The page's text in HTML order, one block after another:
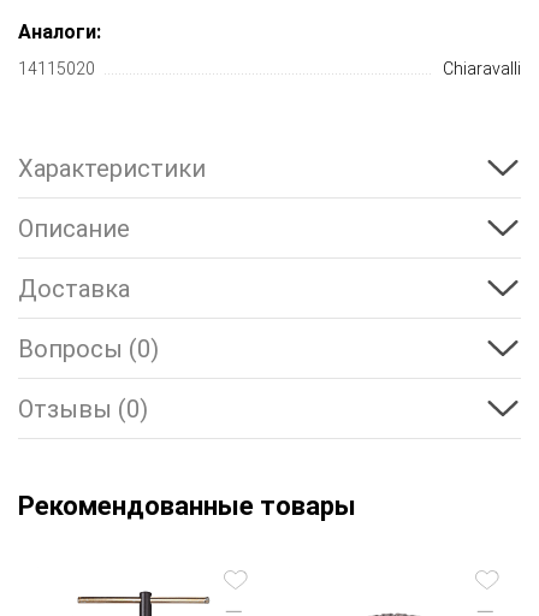
Аналоги:
14115020 Chiaravalli
Характеристики
Описание
Доставка
Вопросы (0)
Отзывы (0)
Рекомендованные товары